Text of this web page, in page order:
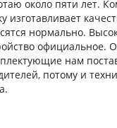
около пяти лет.
изготавливает
нормально.
официальное.
нам
потому и